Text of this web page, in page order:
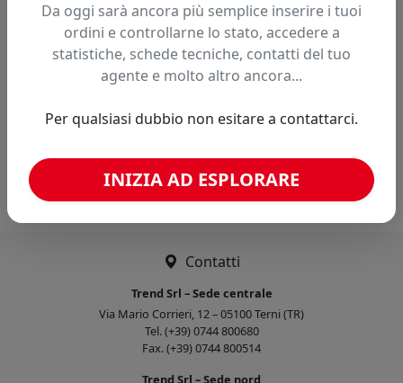
Hai trovato questo prodotto ad un prezzo più basso?
Fai una segnalazione
Confronta con articoli simili
Caricamento confronto...
Contatti
Trend Srl – Sede centrale
Via Mario Corrieri, 12 – 05100 Terni (TR)
Tel. (+39) 0744 800680
Fax. (+39) 0744 800514
Trend Srl – Sede nord
Da oggi sarà ancora più semplice inserire i tuoi
ordini e controllarne lo stato, accedere a
statistiche, schede tecniche, contatti del tuo
agente e molto altro ancora...
Per qualsiasi dubbio non esitare a contattarci.
INIZIA AD ESPLORARE